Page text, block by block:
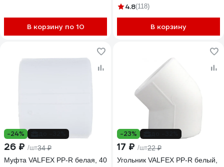
В корзину по 10
127-0212
4.8(118)
В корзину
-24%
26 ₽ /шт34 ₽
Муфта VALFEX PP-R белая, 40
-23%
17 ₽ /шт22 ₽
Угольник VALFEX PP-R белый,